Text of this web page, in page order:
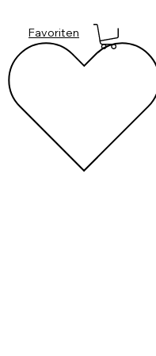
Favoriten